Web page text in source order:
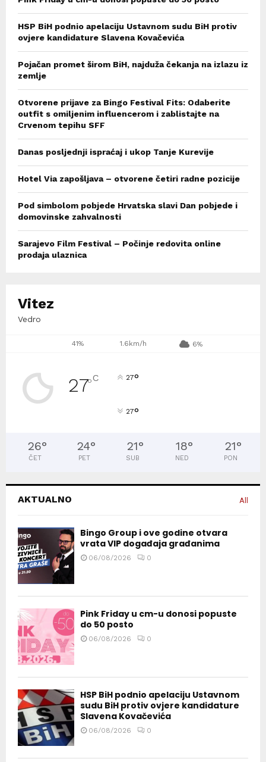
HSP BiH podnio apelaciju Ustavnom sudu BiH protiv
ovjere kandidature Slavena Kovačevića
Pojačan promet širom BiH, najduža čekanja na izlazu iz
zemlje
Otvorene prijave za Bingo Festival Fits: Odaberite
outfit s omiljenim influencerom i zablistajte na
Crvenom tepihu SFF
Danas posljednji ispraćaj i ukop Tanje Kurevije
Hotel Via zapošljava – otvorene četiri radne pozicije
Pod simbolom pobjede Hrvatska slavi Dan pobjede i
domovinske zahvalnosti
Sarajevo Film Festival – Počinje redovita online
prodaja ulaznica
Vitez
Vedro
41% 1.6km/h 6%
27°C 27°
27°
26°
ČET
24°
PET
21°
SUB
18°
NED
21°
PON
AKTUALNO All
Bingo Group i ove godine otvara
vrata VIP događaja građanima
06/08/2026 0
Pink Friday u cm-u donosi popuste
do 50 posto
06/08/2026 0
HSP BiH podnio apelaciju Ustavnom
sudu BiH protiv ovjere kandidature
Slavena Kovačevića
06/08/2026 0